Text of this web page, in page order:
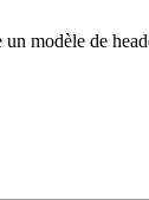
modèle de